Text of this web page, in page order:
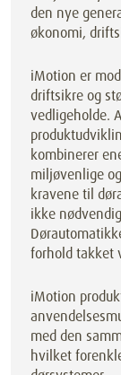
den nye
økonomi,
iMotion er
driftsikre og
vedligeholde.
kombinerer
miljøvenlige
kravene til
ikke
forhold takket
iMotion
med den
hvilket